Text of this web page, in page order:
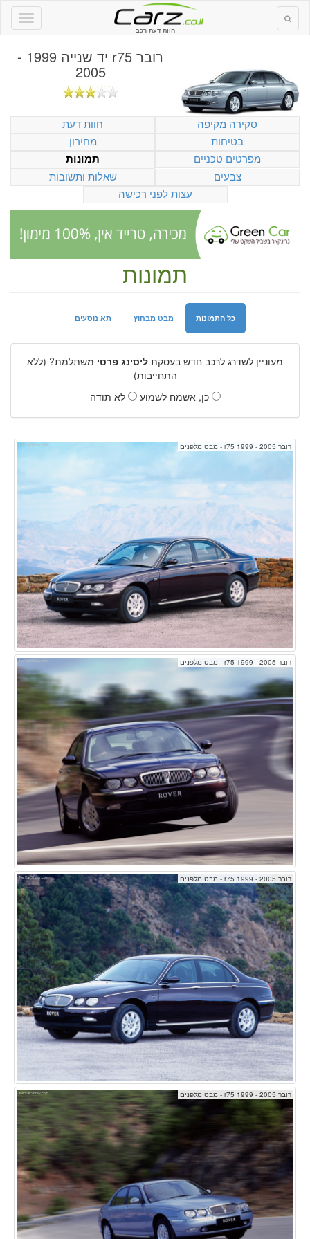
חוות דעת רכב
רובר r75 יד שנייה 1999 -
2005
סקירה מקיפה
חוות דעת
בטיחות
מחירון
מפרטים טכניים
תמונות
צבעים
שאלות ותשובות
עצות לפני רכישה
תמונות
תא נוסעים מבט מבחוץ כל התמונות
מעוניין לשדרג לרכב חדש בעסקת ליסינג פרטי משתלמת? (ללא
התחייבות)
כן, אשמח לשמוע
לא תודה
רובר r75 1999 - 2005 - מבט מלפנים
רובר r75 1999 - 2005 - מבט מלפנים
רובר r75 1999 - 2005 - מבט מלפנים
רובר r75 1999 - 2005 - מבט מלפנים